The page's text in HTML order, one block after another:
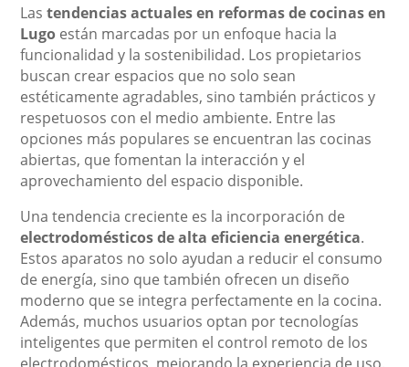
Lastendencias actuales en reformas de cocinas en
Lugo están marcadas por un enfoque hacia la
funcionalidad y la sostenibilidad. Los propietarios
buscan crear espacios que no solo sean
estéticamente agradables, sino también prácticos y
respetuosos con el medio ambiente. Entre las
opciones más populares se encuentran las cocinas
abiertas, que fomentan la interacción y el
aprovechamiento del espacio disponible.
Una tendencia creciente es la incorporación de
electrodomésticos de alta eficiencia energética.
Estos aparatos no solo ayudan a reducir el consumo
de energía, sino que también ofrecen un diseño
moderno que se integra perfectamente en la cocina.
Además, muchos usuarios optan por tecnologías
inteligentes que permiten el control remoto de los